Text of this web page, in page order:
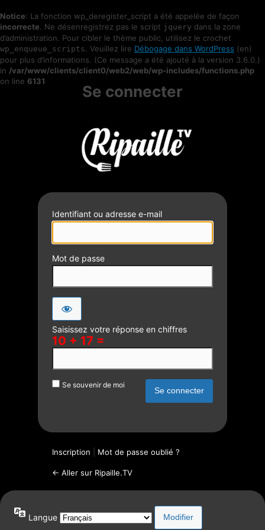
Notice: La fonction wp_deregister_script a été appelée de façon
incorrecte. Ne désenregistrez pas le script jquery dans la zone
d’administration. Pour cibler le thème public, utilisez le crochet
wp_enqueue_scripts. Veuillez lire Débogage dans WordPress (en)
pour plus d’informations. (Ce message a été ajouté à la version 3.6.0.)
in /var/www/clients/client0/web2/web/wp-includes/functions.php
on line 6131
Se connecter
Identifiant ou adresse e-mail
Mot de passe
Saisissez votre réponse en chiffres
10 + 17 =
Se souvenir de moi
Inscription Mot de passe oublié ?
← Aller sur Ripaille.TV
Langue